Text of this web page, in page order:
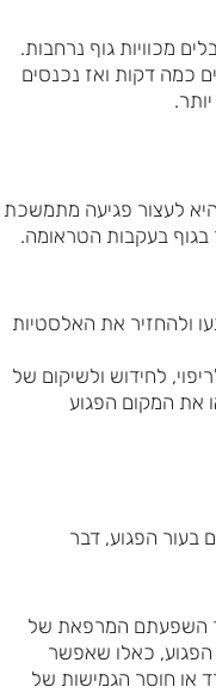
מכוויות גוף נרחבות.
כמה דקות ואז נכנסים
לעצור פגיעה מתמשכת
בעקבות הטראומה.
ולהחזיר את האלסטיות
לחידוש ולשיקום של
את המקום הפגוע
בעור הפגוע, דבר
השפעתם המרפאת של
הפגוע, כאלו שאפשר
או חוסר הגמישות של